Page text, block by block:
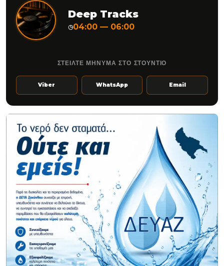
Deep Tracks
◷04:00 — 06:00
ΣΤΕΙΛΤΕ ΜΗΝΥΜΑ ΣΤΟ ΣΤΟΥΝΤΙΟ
Viber WhatsApp Email